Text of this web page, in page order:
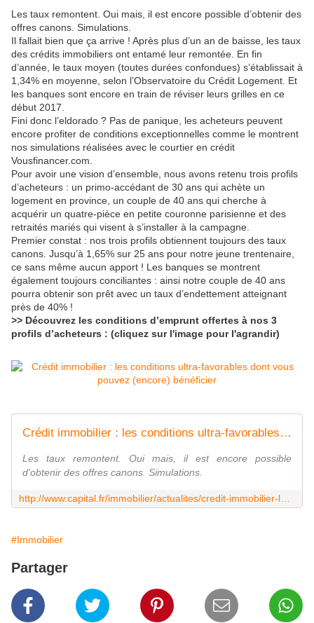
Les taux remontent. Oui mais, il est encore possible d’obtenir des
offres canons. Simulations.
Il fallait bien que ça arrive ! Après plus d’un an de baisse, les taux
des crédits immobiliers ont entamé leur remontée. En fin
d’année, le taux moyen (toutes durées confondues) s’établissait à
1,34% en moyenne, selon l’Observatoire du Crédit Logement. Et
les banques sont encore en train de réviser leurs grilles en ce
début 2017.
Fini donc l’eldorado ? Pas de panique, les acheteurs peuvent
encore profiter de conditions exceptionnelles comme le montrent
nos simulations réalisées avec le courtier en crédit
Vousfinancer.com.
Pour avoir une vision d’ensemble, nous avons retenu trois profils
d’acheteurs : un primo-accédant de 30 ans qui achète un
logement en province, un couple de 40 ans qui cherche à
acquérir un quatre-pièce en petite couronne parisienne et des
retraités mariés qui visent à s’installer à la campagne.
Premier constat : nos trois profils obtiennent toujours des taux
canons. Jusqu’à 1,65% sur 25 ans pour notre jeune trentenaire,
ce sans même aucun apport ! Les banques se montrent
également toujours conciliantes : ainsi notre couple de 40 ans
pourra obtenir son prêt avec un taux d’endettement atteignant
près de 40% !
>> Découvrez les conditions d’emprunt offertes à nos 3
profils d’acheteurs : (cliquez sur l'image pour l'agrandir)
Crédit immobilier : les conditions ultra-favorables dont vous pouvez (encore) bénéficier
Les taux remontent. Oui mais, il est encore possible
d'obtenir des offres canons. Simulations.
#Immobilier
Partager